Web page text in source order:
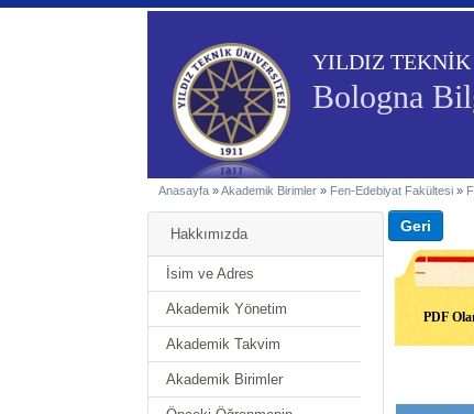
YILDIZ TEKNİK
Bologna
Anasayfa »Akademik Birimler » Fen-Edebiyat Fakültesi »
Hakkımızda
İsim ve Adres
Akademik Yönetim
Akademik Takvim
Akademik Birimler
PDF